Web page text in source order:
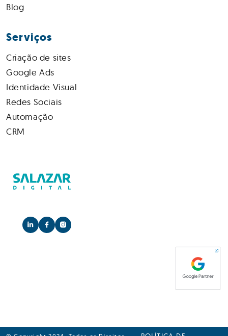
Blog
Serviços
Criação de sites
Google Ads
Identidade Visual
Redes Sociais
Automação
CRM